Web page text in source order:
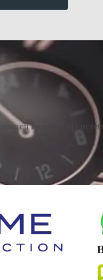
handlowej i